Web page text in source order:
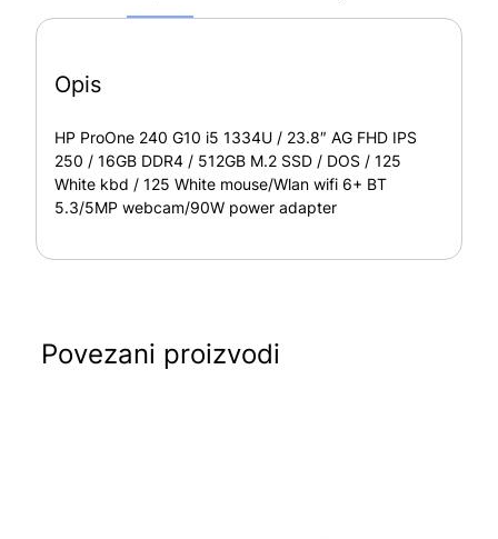
Opis
HP ProOne 240 G10 i5 1334U / 23.8″ AG FHD IPS
250 / 16GB DDR4 / 512GB M.2 SSD / DOS / 125
White kbd / 125 White mouse/Wlan wifi 6+ BT
5.3/5MP webcam/90W power adapter
Povezani proizvodi